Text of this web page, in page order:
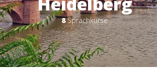
8Sprachkurse